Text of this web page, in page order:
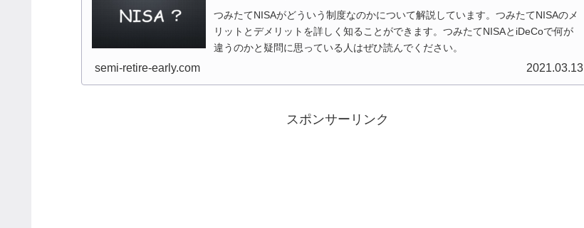
つみたてNISAがどういう制度なのかについて解説しています。つみたてNISAのメ
リットとデメリットを詳しく知ることができます。つみたてNISAとiDeCoで何が
違うのかと疑問に思っている人はぜひ読んでください。
semi-retire-early.com 2021.03.13
スポンサーリンク